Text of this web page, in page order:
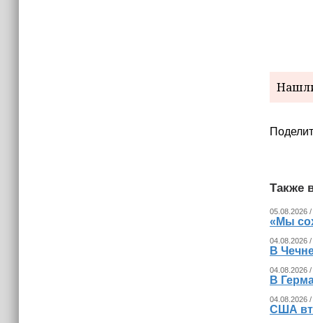
Также
05.08.2026
«Мы
04.08.2026
В
04.08.2026 /
В
04.08.2026
США